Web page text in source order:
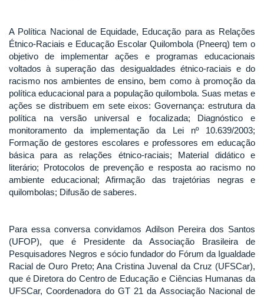
A Política Nacional de Equidade, Educação para as Relações
Étnico-Raciais e Educação Escolar Quilombola (Pneerq) tem o
objetivo de implementar ações e programas educacionais
voltados à superação das desigualdades étnico-raciais e do
racismo nos ambientes de ensino, bem como à promoção da
política educacional para a população quilombola. Suas metas e
ações se distribuem em sete eixos: Governança: estrutura da
política na versão universal e focalizada; Diagnóstico e
monitoramento da implementação da Lei nº 10.639/2003;
Formação de gestores escolares e professores em educação
básica para as relações étnico-raciais; Material didático e
literário; Protocolos de prevenção e resposta ao racismo no
ambiente educacional; Afirmação das trajetórias negras e
quilombolas; Difusão de saberes.
Para essa conversa convidamos Adilson Pereira dos Santos
(UFOP), que é Presidente da Associação Brasileira de
Pesquisadores Negros e sócio fundador do Fórum da Igualdade
Racial de Ouro Preto; Ana Cristina Juvenal da Cruz (UFSCar),
que é Diretora do Centro de Educação e Ciências Humanas da
UFSCar, Coordenadora do GT 21 da Associação Nacional de